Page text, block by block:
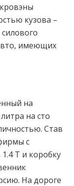
кузова –
имеющих
на
на сто
Став
с
T и коробку
На дороге